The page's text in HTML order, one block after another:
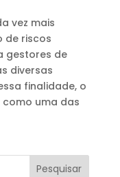
vez mais
de riscos
gestores de
diversas
finalidade, o
como uma das
Pesquisar